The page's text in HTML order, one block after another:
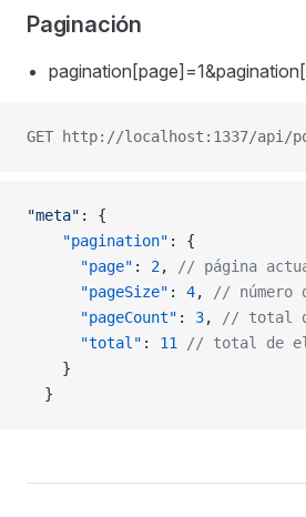
Paginación
GET http://localhost:1337/api/
"meta" : {
    "pagination"
: {
      "page"
: 2,
// página
      "pageSize"
: 4,
// número
      "pageCount"
: 3,
// total
      "total"
: 11
// total de
    }
  }